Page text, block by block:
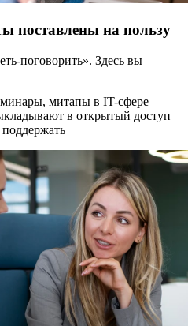
поставлены на пользу
поговорить». Здесь вы
митапы в IT-сфере
в открытый доступ